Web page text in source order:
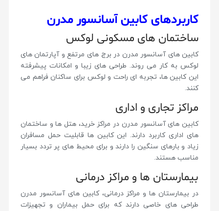
کاربردهای کابین آسانسور مدرن
ساختمان های مسکونی لوکس
کابین های آسانسور مدرن در برج های مرتفع و آپارتمان های
لوکس به کار می روند. طراحی های زیبا و امکانات پیشرفته
این کابین ها، تجربه ای راحت و لوکس برای ساکنان فراهم می
کنند.
مراکز تجاری و اداری
کابین های آسانسور مدرن در مراکز خرید، هتل ها و ساختمان
های اداری کاربرد دارند. این کابین ها قابلیت حمل مسافران
زیاد و بارهای سنگین را دارند و برای محیط های پر تردد بسیار
مناسب هستند.
بیمارستان ها و مراکز درمانی
در بیمارستان ها و مراکز درمانی، کابین های آسانسور مدرن
طراحی های خاصی دارند که برای حمل بیماران و تجهیزات